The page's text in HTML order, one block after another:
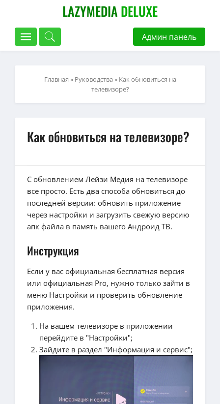
LAZYMEDIA DELUXE
Админ панель
Главная » Руководства » Как обновиться на
телевизоре?
Как обновиться на телевизоре?
С обновлением Лейзи Медия на телевизоре
все просто. Есть два способа обновиться до
последней версии: обновить приложение
через настройки и загрузить свежую версию
апк файла в память вашего Андроид ТВ.
Инструкция
Если у вас официальная бесплатная версия
или официальная Pro, нужно только зайти в
меню Настройки и проверить обновление
приложения.
На вашем телевизоре в приложении
перейдите в "Настройки";
Зайдите в раздел "Информация и сервис";